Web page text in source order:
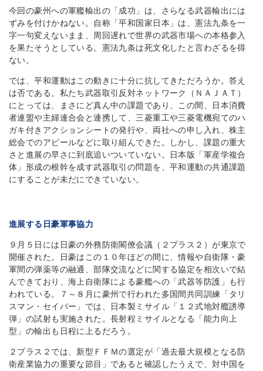
今回の豪州への軍艦輸出の「成功」は、さらなる武器輸出には
ずみを付けかねない。自称「平和国家日本」は、憲法九条を一
字一句変えないまま、周回遅れで世界の武器市場への本格参入
を果たそうとしている。憲法九条は死文化したと言わざるを得
ない。
では、平和運動はこの動きに十分に抗してきただろうか。答え
は否である。私たち武器取引反対ネットワーク（ＮＡＪＡＴ）
にとっては、まさにど真ん中の課題であり、この間、日本消費
者連盟や主婦連合会と連携して、三菱重工や三菱電機宛てのハ
ガキ付きアクションシートの発行や、両社への申し入れ、株主
総会でのアピールなどに取り組んできた。しかし、課題の重大
さと進展の早さに到底追いついていない。日本版「軍産学複合
体」形成の根幹を成す武器取引の問題を、平和運動の共通課題
にすることが未だにできていない。
進展する日豪軍事協力
９月５日には日豪の外務防衛閣僚会議（２プラス２）が東京で
開催された。日豪はこの１０年ほどの間に、情報や自衛隊・豪
軍間の弾薬等の融通、部隊交流などに関する協定を相次いで結
んできており、海上自衛隊による豪艦への「武器等防護」も行
われている。７～８月に豪州で行われた多国間共同訓練「タリ
スマン・セイバー」では、日本製ミサイル「１２式地対艦誘導
弾」の試射も実施された。長射程ミサイルとなる「能力向上
型」の輸出も日程に上るだろう。
２プラス２では、新型ＦＦＭの選定が「過去最大規模となる防
衛産業協力の重要な節目」であると確認したうえで、対中国を